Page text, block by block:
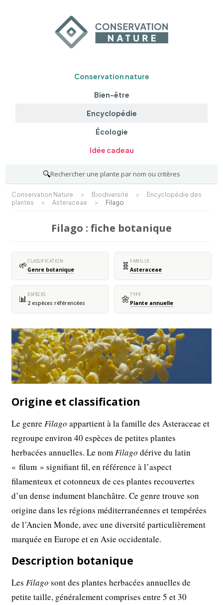
Conservation nature
Bien-être
Encyclopédie
Écologie
Idée cadeau
🔍Rechercher une plante par nom ou critères
Conservation Nature > Biodiversité >
Encyclopédie des
plantes
> Asteraceae > Filago
Filago : fiche botanique
🌱CLASSIFICATION
Genre botanique 🧬 FAMILLE
Asteraceae
📊ESPÈCES
2 espèces référencées 🌼TYPE
Plante annuelle
Origine et classification
Le genreFilago appartient à la famille des Asteraceae et
regroupe environ 40 espèces de petites plantes
herbacées annuelles. Le nomFilago dérive du latin
« filum » signifiant fil, en référence à l’aspect
filamenteux et cotonneux de ces plantes recouvertes
d’un dense indument blanchâtre. Ce genre trouve son
origine dans les régions méditerranéennes et tempérées
de l’Ancien Monde, avec une diversité particulièrement
marquée en Europe et en Asie occidentale.
Description botanique
LesFilago sont des plantes herbacées annuelles de
petite taille, généralement comprises entre 5 et 30